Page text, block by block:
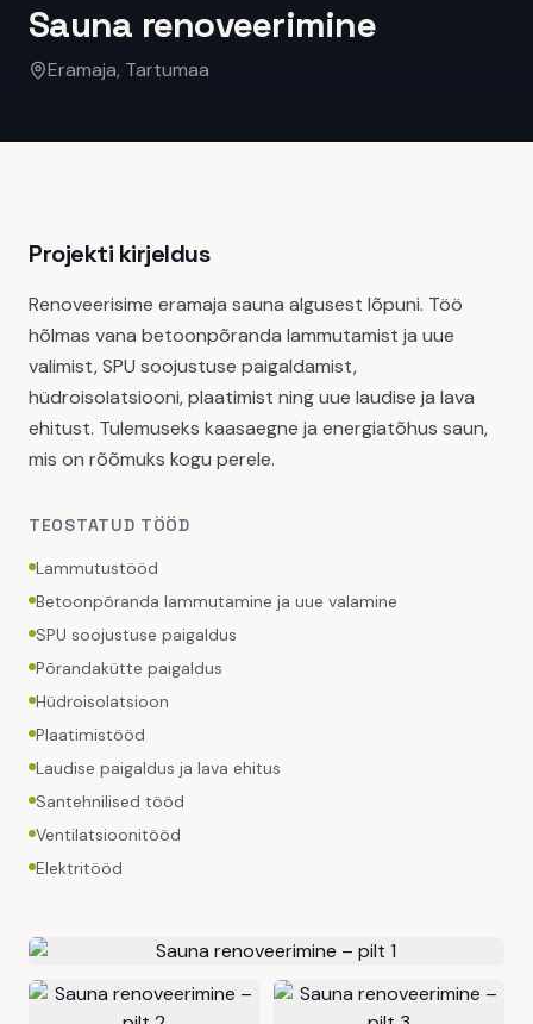
Sauna renoveerimine
Eramaja, Tartumaa
Projekti kirjeldus
Renoveerisime eramaja sauna algusest lõpuni. Töö
hõlmas vana betoonpõranda lammutamist ja uue
valimist, SPU soojustuse paigaldamist,
hüdroisolatsiooni, plaatimist ning uue laudise ja lava
ehitust. Tulemuseks kaasaegne ja energiatõhus saun,
mis on rõõmuks kogu perele.
TEOSTATUD TÖÖD
Lammutustööd
Betoonpõranda lammutamine ja uue valamine
SPU soojustuse paigaldus
Põrandakütte paigaldus
Hüdroisolatsioon
Plaatimistööd
Laudise paigaldus ja lava ehitus
Santehnilised tööd
Ventilatsioonitööd
Elektritööd